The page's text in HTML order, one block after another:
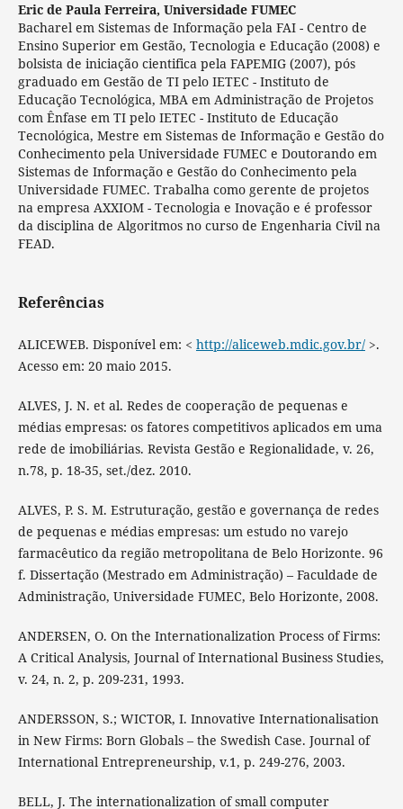
Eric de Paula Ferreira, Universidade FUMEC
Bacharel em Sistemas de Informação pela FAI - Centro de
Ensino Superior em Gestão, Tecnologia e Educação (2008) e
bolsista de iniciação cientifica pela FAPEMIG (2007), pós
graduado em Gestão de TI pelo IETEC - Instituto de
Educação Tecnológica, MBA em Administração de Projetos
com Ênfase em TI pelo IETEC - Instituto de Educação
Tecnológica, Mestre em Sistemas de Informação e Gestão do
Conhecimento pela Universidade FUMEC e Doutorando em
Sistemas de Informação e Gestão do Conhecimento pela
Universidade FUMEC. Trabalha como gerente de projetos
na empresa AXXIOM - Tecnologia e Inovação e é professor
da disciplina de Algoritmos no curso de Engenharia Civil na
FEAD.
Referências
ALICEWEB. Disponível em: < http://aliceweb.mdic.gov.br/>.
Acesso em: 20 maio 2015.
ALVES, J. N. et al. Redes de cooperação de pequenas e
médias empresas: os fatores competitivos aplicados em uma
rede de imobiliárias. Revista Gestão e Regionalidade, v. 26,
n.78, p. 18-35, set./dez. 2010.
ALVES, P. S. M. Estruturação, gestão e governança de redes
de pequenas e médias empresas: um estudo no varejo
farmacêutico da região metropolitana de Belo Horizonte. 96
f. Dissertação (Mestrado em Administração) – Faculdade de
Administração, Universidade FUMEC, Belo Horizonte, 2008.
ANDERSEN, O. On the Internationalization Process of Firms:
A Critical Analysis, Journal of International Business Studies,
v. 24, n. 2, p. 209-231, 1993.
ANDERSSON, S.; WICTOR, I. Innovative Internationalisation
in New Firms: Born Globals – the Swedish Case. Journal of
International Entrepreneurship, v.1, p. 249-276, 2003.
BELL, J. The internationalization of small computer